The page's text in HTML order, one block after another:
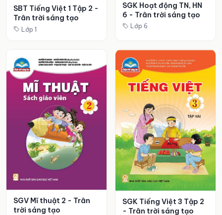
SBT Tiếng Việt 1 Tập 2 -
Trân trời sáng tạo
Lớp 1
SGK Hoạt động TN, HN
6 - Trân trời sáng tạo
Lớp 6
SGV Mĩ thuật 2 - Trân
trời sáng tạo
SGK Tiếng Việt 3 Tập 2
- Trân trời sáng tạo